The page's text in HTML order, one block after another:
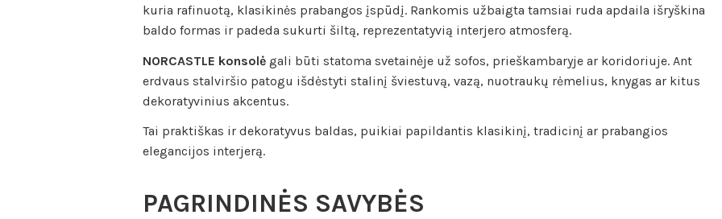
kuria rafinuotą, klasikinės prabangos įspūdį. Rankomis užbaigta tamsiai ruda apdaila išryškina
baldo formas ir padeda sukurti šiltą, reprezentatyvią interjero atmosferą.
NORCASTLE konsolė gali būti statoma svetainėje už sofos, prieškambaryje ar koridoriuje. Ant
erdvaus stalviršio patogu išdėstyti stalinį šviestuvą, vazą, nuotraukų rėmelius, knygas ar kitus
dekoratyvinius akcentus.
Tai praktiškas ir dekoratyvus baldas, puikiai papildantis klasikinį, tradicinį ar prabangios
elegancijos interjerą.
PAGRINDINĖS SAVYBĖS